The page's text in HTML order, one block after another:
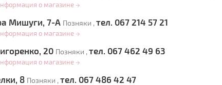
о магазине →
Мишуги, 7-А Позняки , тел. 067 214 57 21
о магазине →
20 Позняки , тел. 067 462 49 63
о магазине →
8 Позняки , тел. 067 486 42 47